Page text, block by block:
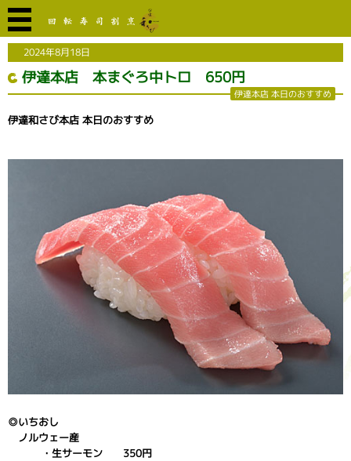
2024年8月18日
伊達本店 本まぐろ中トロ 650円
伊達本店 本日のおすすめ
伊達和さび本店 本日のおすすめ
◎いちおし
ノルウェー産
・生サーモン 350円